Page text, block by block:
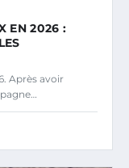
EN 2026 :
Après avoir